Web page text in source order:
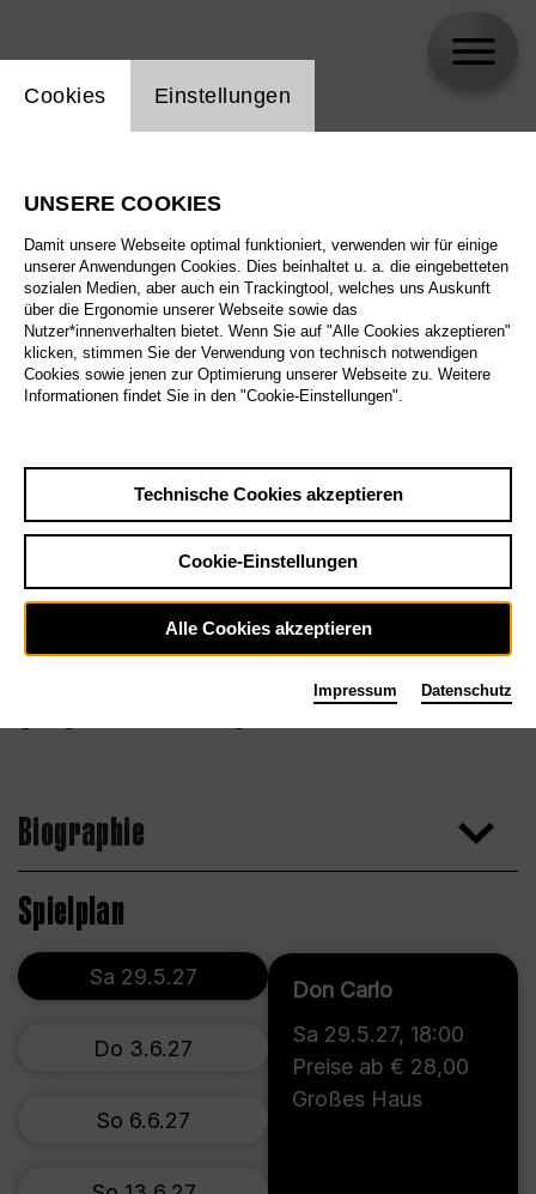
Biographie
Spielplan
Don Carlo
Sa 29.5.27, 18:00
Preise ab € 28,00
Großes Haus
Sa 29.5.27
Do 3.6.27
So 6.6.27
Einstellung Website Cookie
Cookies Einstellungen
UNSERE COOKIES
Damit unsere Webseite optimal funktioniert, verwenden wir für einige
unserer Anwendungen Cookies. Dies beinhaltet u. a. die eingebetteten
sozialen Medien, aber auch ein Trackingtool, welches uns Auskunft
über die Ergonomie unserer Webseite sowie das
Nutzer*innenverhalten bietet. Wenn Sie auf "Alle Cookies akzeptieren"
klicken, stimmen Sie der Verwendung von technisch notwendigen
Cookies sowie jenen zur Optimierung unserer Webseite zu. Weitere
Informationen findet Sie in den "Cookie-Einstellungen".
Technische Cookies akzeptieren
Cookie-Einstellungen
Alle Cookies akzeptieren
Impressum Datenschutz